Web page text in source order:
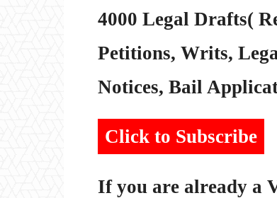
4000 Legal Drafts(
Petitions, Writs,
Notices, Bail
Click to Subscribe
If you are already a